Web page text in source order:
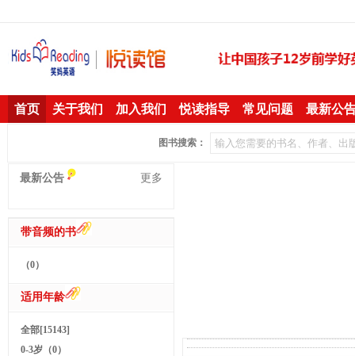
首页 关于我们 加入我们 悦读指导 常见问题 最新公
图书搜索：
最新公告 更多
带音频的书
（0）
适用年龄
全部[15143]
0-3岁（0）